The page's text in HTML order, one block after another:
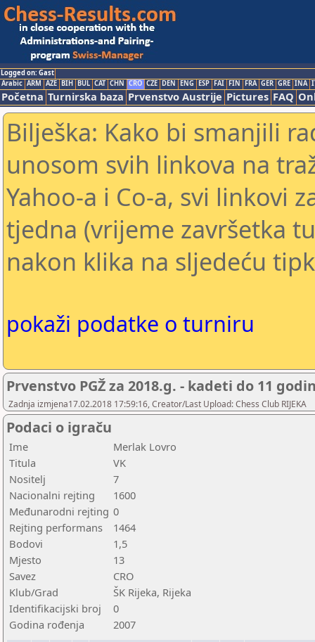
Logged on: Gast
Arabic ARM AZE BIH BUL CAT CHN CRO CZE DEN ENG ESP FAI FIN FRA GER GRE INA
Početna Turnirska baza Prvenstvo Austrije Pictures FAQ
Bilješka: Kako bi smanjili
unosom svih linkova na
Yahoo-a i Co-a, svi linkovi
tjedna (vrijeme završetka
nakon klika na sljedeću
pokaži podatke o turniru
Prvenstvo PGŽ za 2018.g. - kadeti do 11
Zadnja izmjena17.02.2018 17:59:16, Creator/Last Upload: Chess Club RIJEKA
Podaci o igraču
Ime
Merlak Lovro
Titula
VK
Nositelj
7
Nacionalni rejting
1600
Međunarodni rejting 0
Rejting performans
1464
Bodovi
1,5
Mjesto
13
Savez
CRO
Klub/Grad
ŠK Rijeka, Rijeka
Identifikacijski broj
0
Godina rođenja
2007